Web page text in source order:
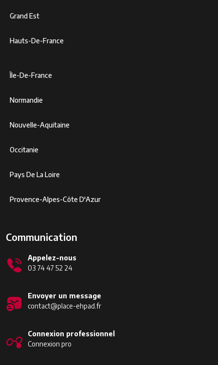
Grand Est
Hauts-De-France
Île-De-France
Normandie
Nouvelle-Aquitaine
Occitanie
Pays De La Loire
Provence-Alpes-Côte D'Azur
Communication
Appelez-nous
03 74 47 52 24
Envoyer un message
contact@place-ehpad.fr
Connexion professionnel
Connexion pro